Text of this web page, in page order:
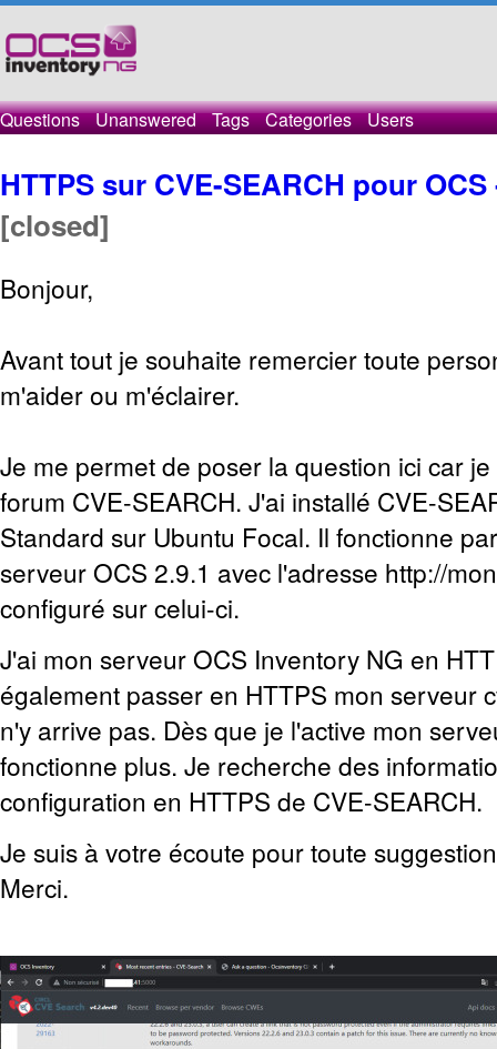
Questions Unanswered Tags Categories Users
HTTPS sur CVE-SEARCH pour
[closed]
Bonjour,
Avant tout je souhaite remercier toute
m'aider ou m'éclairer.
Je me permet de poser la question ici car
forum CVE-SEARCH. J'ai installé CVE-
Standard sur Ubuntu Focal. Il fonctionne
serveur OCS 2.9.1 avec l'adresse http://
configuré sur celui-ci.
J'ai mon serveur OCS Inventory NG en
également passer en HTTPS mon serveur
n'y arrive pas. Dès que je l'active mon
fonctionne plus. Je recherche des
configuration en HTTPS de CVE-SEARCH.
Je suis à votre écoute pour toute
Merci.